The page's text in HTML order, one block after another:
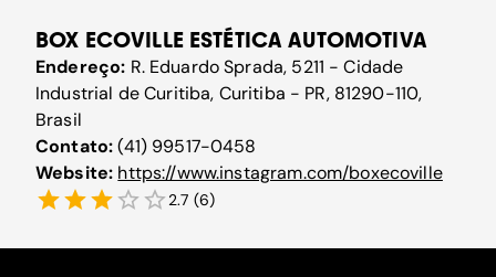
BOX ECOVILLE ESTÉTICA AUTOMOTIVA
Endereço: R. Eduardo Sprada, 5211 - Cidade
Industrial de Curitiba, Curitiba - PR, 81290-110,
Brasil
Contato:(41) 99517-0458
Website: https://www.instagram.com/boxecoville
2.7 (6)